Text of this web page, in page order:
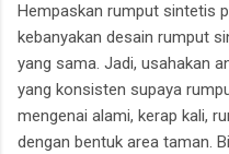
Hempaskan rumput sintetis
kebanyakan desain rumput
yang sama. Jadi, usahakan
yang konsisten supaya
mengenai alami, kerap kali,
dengan bentuk area taman.